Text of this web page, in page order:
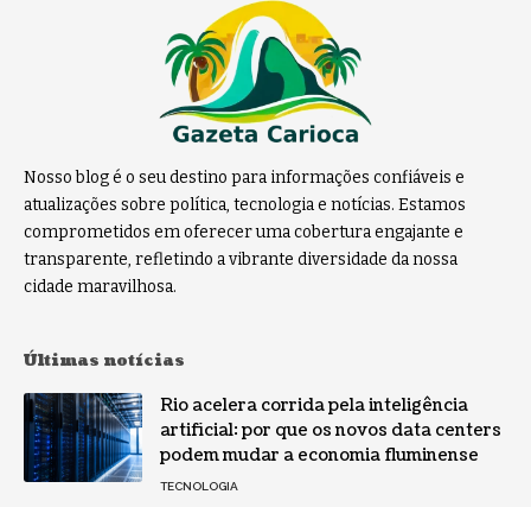
Nosso blog é o seu destino para informações confiáveis e
atualizações sobre política, tecnologia e notícias. Estamos
comprometidos em oferecer uma cobertura engajante e
transparente, refletindo a vibrante diversidade da nossa
cidade maravilhosa.
Últimas notícias
Rio acelera corrida pela inteligência
artificial: por que os novos data centers
podem mudar a economia fluminense
TECNOLOGIA